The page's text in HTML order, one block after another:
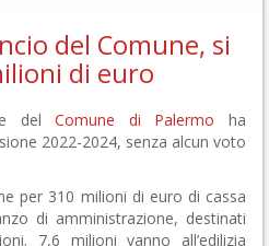
del Comune, si
di euro
delComune di Palermo ha
2022-2024, senza alcun voto
per 310 milioni di euro di cassa
di amministrazione, destinati
7,6 milioni vanno all’edilizia